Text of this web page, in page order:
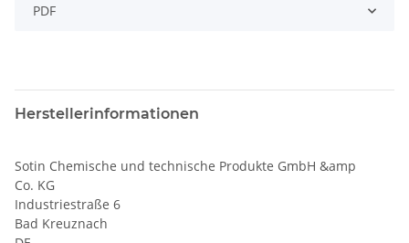
PDF
Herstellerinformationen
Sotin Chemische und technische Produkte GmbH &amp
Co. KG
Industriestraße 6
Bad Kreuznach